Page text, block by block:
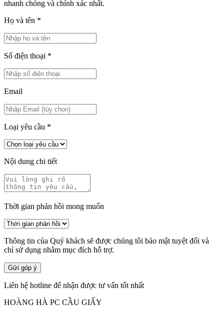
nhanh chóng và chính xác nhất.
Họ và tên *
Số điện thoại *
Email
Loại yêu cầu *
Nội dung chi tiết
Thời gian phản hồi mong muốn
Thông tin của Quý khách sẽ được chúng tôi bảo mật tuyệt đối và
chỉ sử dụng nhằm mục đích hỗ trợ.
Gửi góp ý
Liên hệ hotline để nhận được tư vấn tốt nhất
HOÀNG HÀ PC CẦU GIẤY